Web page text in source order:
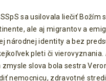
sa usilovala liečiť Božím
ale aj migrantov a
národnej identity a bez
pleti či vierovyznania.
slova bola sestra
nemocnicu, zdravotné